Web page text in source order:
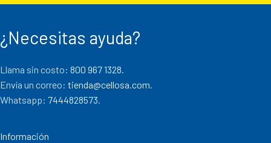
¿Necesitas ayuda?
Llama sin costo: 800 967 1328.
Envía un correo: tienda@cellosa.com.
Whatsapp: 7444828573.
Información